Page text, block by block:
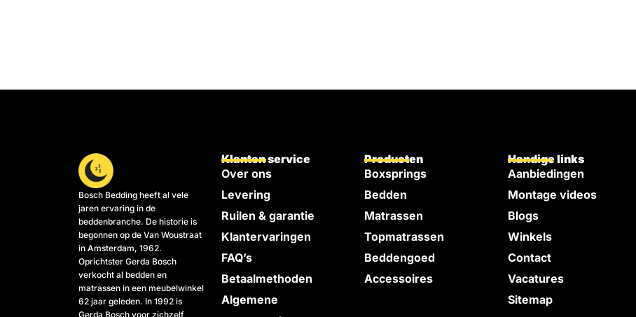
Bosch Bedding heeft al vele
jaren ervaring in de
beddenbranche. De historie is
begonnen op de Van Woustraat
in Amsterdam, 1962.
Oprichtster Gerda Bosch
verkocht al bedden en
matrassen in een meubelwinkel
62 jaar geleden. In 1992 is
Gerda Bosch voor zichzelf
Klanten service
Over ons
Levering
Ruilen & garantie
Klantervaringen
FAQ’s
Betaalmethoden
Algemene
Producten
Boxsprings
Bedden
Matrassen
Topmatrassen
Beddengoed
Accessoires
Handige links
Aanbiedingen
Montage videos
Blogs
Winkels
Contact
Vacatures
Sitemap